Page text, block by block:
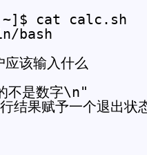
~]$ cat calc.sh
bash
该输入什么
是数字\n"
结果赋予一个退出状